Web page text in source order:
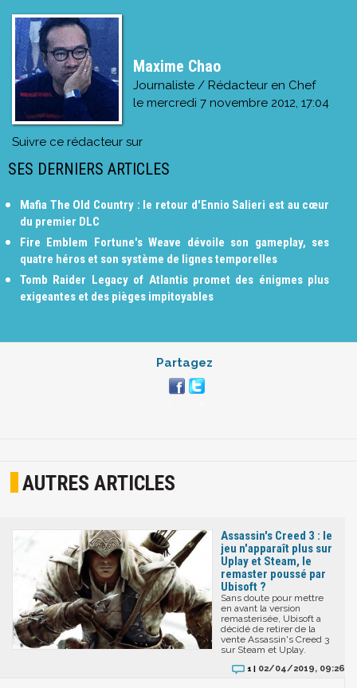
Maxime Chao
Journaliste / Rédacteur en Chef
le mercredi 7 novembre 2012, 17:04
Suivre ce rédacteur sur
SES DERNIERS ARTICLES
Mafia The Old Country : le retour d'Ennio Salieri est au cœur
du premier DLC
Fire Emblem Fortune's Weave dévoile son gameplay, ses
quatre héros et son système de lignes temporelles
Tomb Raider Legacy of Atlantis promet des énigmes plus
exigeantes et des pièges impitoyables
Partagez
AUTRES ARTICLES
Assassin's Creed 3 : le
jeu n'apparaît plus sur
Uplay et Steam, le
remaster poussé par
Ubisoft ?
Sans doute pour mettre
en avant la version
remasterisée, Ubisoft a
décidé de retirer de la
vente Assassin's Creed 3
sur Steam et Uplay.
1 | 02/04/2019, 09:26